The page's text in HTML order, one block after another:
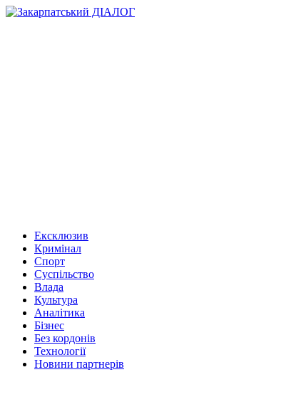
Ексклюзив
Кримінал
Спорт
Суспільство
Влада
Культура
Аналітика
Бізнес
Без кордонів
Технології
Новини партнерів